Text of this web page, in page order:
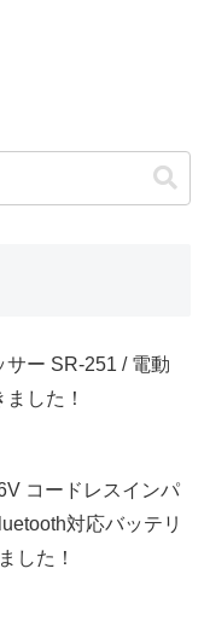
ー SR-251 / 電動
した！
コードレスインパ
対応バッテリ
した！